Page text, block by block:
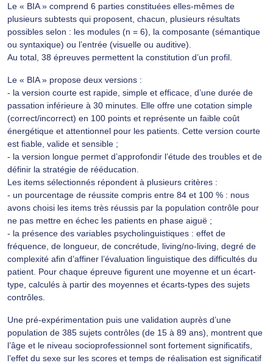
Le « BIA » comprend 6 parties constituées elles-mêmes de
plusieurs subtests qui proposent, chacun, plusieurs résultats
possibles selon : les modules (n = 6), la composante (sémantique
ou syntaxique) ou l’entrée (visuelle ou auditive).
Au total, 38 épreuves permettent la constitution d’un profil.
Le « BIA » propose deux versions :
- la version courte est rapide, simple et efficace, d’une durée de
passation inférieure à 30 minutes. Elle offre une cotation simple
(correct/incorrect) en 100 points et représente un faible coût
énergétique et attentionnel pour les patients. Cette version courte
est fiable, valide et sensible ;
- la version longue permet d’approfondir l’étude des troubles et de
définir la stratégie de rééducation.
Les items sélectionnés répondent à plusieurs critères :
- un pourcentage de réussite compris entre 84 et 100 % : nous
avons choisi les items très réussis par la population contrôle pour
ne pas mettre en échec les patients en phase aiguë ;
- la présence des variables psycholinguistiques : effet de
fréquence, de longueur, de concrétude, living/no-living, degré de
complexité afin d’affiner l’évaluation linguistique des difficultés du
patient. Pour chaque épreuve figurent une moyenne et un écart-
type, calculés à partir des moyennes et écarts-types des sujets
contrôles.
Une pré-expérimentation puis une validation auprès d’une
population de 385 sujets contrôles (de 15 à 89 ans), montrent que
l’âge et le niveau socioprofessionnel sont fortement significatifs,
l’effet du sexe sur les scores et temps de réalisation est significatif